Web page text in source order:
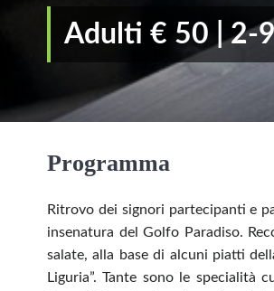
Adulti € 50 | 2-
Programma
Ritrovo dei signori partecipanti e
insenatura del Golfo Paradiso.
salate, alla base di alcuni piatti
Liguria”. Tante sono le